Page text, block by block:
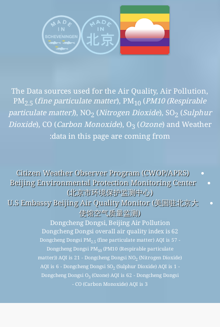
The Data sources used for the Air Quality, Air Pollution,
PM2.5(fine particulate matter), PM10(PM10 (Respirable
particulate matter)), NO2 (Nitrogen Dioxide), SO2 (Sulphur
Dioxide), CO (Carbon Monoxide), O3 (Ozone ) and Weather
data in this page are coming from:
Citizen Weather Observer Program (CWOP/APRS)
Beijing Environmental Protection Monitoring Center
(北京市环境保护监测中心)
U.S Embassy Beijing Air Quality Monitor (美国驻北京大
使馆空气质量监测)
Dongcheng Dongsi, Beijing Air Pollution
Dongcheng Dongsi overall air quality index is 62
Dongcheng Dongsi PM2.5(fine particulate matter) AQI is 57 -
Dongcheng Dongsi PM10(PM10 (Respirable particulate
matter)) AQI is 21 - Dongcheng Dongsi NO 2(Nitrogen Dioxide)
AQI is 6 - Dongcheng Dongsi SO 2(Sulphur Dioxide) AQI is 1 -
Dongcheng Dongsi O 3(Ozone) AQI is 62 - Dongcheng Dongsi
CO (Carbon Monoxide) AQI is 3 -